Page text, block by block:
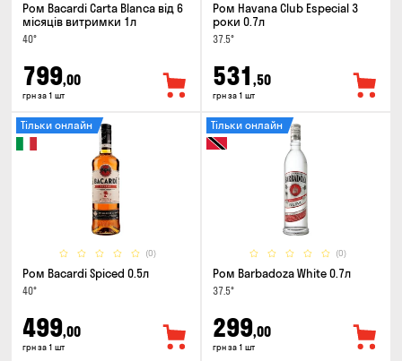
Ром Bacardi Carta Blanca від 6
місяців витримки 1л
40°
799,00
грн за 1 шт
Ром Havana Club Especial 3
роки 0.7л
37.5°
531 ,50
грн за 1 шт
(0)
Тільки онлайн
Ром Bacardi Spiced 0.5л
40°
499,00
грн за 1 шт
(0)
Тільки онлайн
Ром Barbadoza White 0.7л
37.5°
299,00
грн за 1 шт